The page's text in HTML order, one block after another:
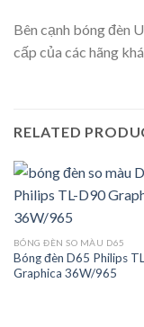
Bên cạnh bóng đèn
cấp của các hãng
RELATED
BÓNG ĐÈN SO MÀU D65
Bóng đèn D65 Philips
Graphica 36W/965